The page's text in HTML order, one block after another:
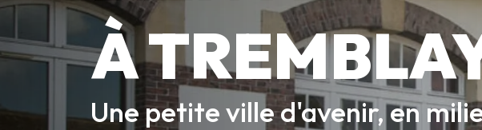
À
Une petite ville d'avenir, en